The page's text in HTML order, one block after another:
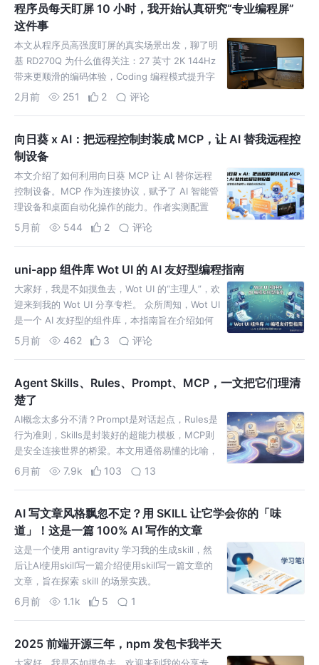
程序员每天盯屏 10 小时，我开始认真研究“专业编程屏”
这件事
本文从程序员高强度盯屏的真实场景出发，聊了明
基 RD270Q 为什么值得关注：27 英寸 2K 144Hz
带来更顺滑的编码体验，Coding 编程模式提升字
符可读性，护眼与智慧调节更适合长时间使用，
2月前 251 2 评论
向日葵 x AI：把远程控制封装成 MCP，让 AI 替我远程控
制设备
本文介绍了如何利用向日葵 MCP 让 AI 替你远程
控制设备。MCP 作为连接协议，赋予了 AI 智能管
理设备和桌面自动化操作的能力。作者实测配置
后，成功结合大模型的视觉识别功能，让 AI 远程
5月前 544 2 评论
uni-app 组件库 Wot UI 的 AI 友好型编程指南
大家好，我是不如摸鱼去，Wot UI 的“主理人”，欢
迎来到我的 Wot UI 分享专栏。 众所周知，Wot UI
是一个 AI 友好型的组件库，本指南旨在介绍如何
让 VSCode、Cursor、TR
5月前 462 3 评论
Agent Skills、Rules、Prompt、MCP，一文把它们理清
楚了
AI概念太多分不清？Prompt是对话起点，Rules是
行为准则，Skills是封装好的超能力模板，MCP则
是安全连接世界的桥梁。本文用通俗易懂的比喻，
一张图讲清它们的关系和应用场景，助你从AI小白
6月前 7.9k 103 13
AI 写文章风格飘忽不定？用 SKILL 让它学会你的「味
道」！这是一篇 100% AI 写作的文章
这是一个使用 antigravity 学习我的生成skill，然
后让AI使用skill写一篇介绍使用skill写一篇文章的
文章，旨在探索 skill 的场景实践。
6月前 1.1k 5 1
2025 前端开源三年，npm 发包卡我半天